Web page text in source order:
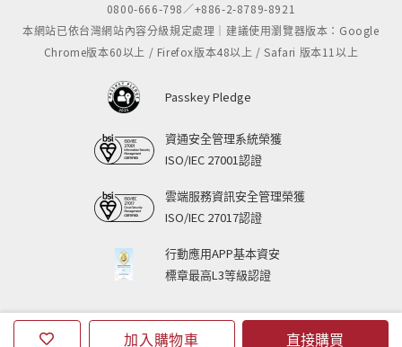
加入購物車 直接購買
0800-666-798／+886-2-8789-8921
本網站已依台灣網站內容分級規定處理｜建議使用瀏覽器版本：Google
Chrome版本60以上 / Firefox版本48以上 / Safari 版本11以上
Passkey Pledge
資通安全管理系統榮獲
ISO/IEC 27001認證
雲端服務資訊安全管理榮獲
ISO/IEC 27017認證
行動應用APP基本資安
標章最高L3等級認證